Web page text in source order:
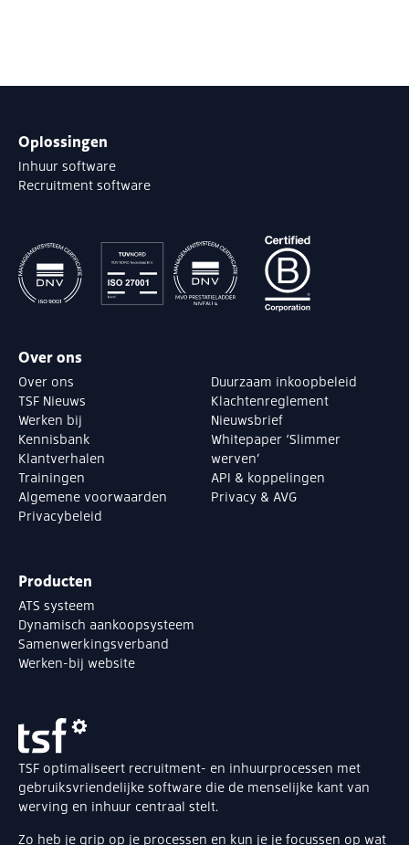
Oplossingen
Inhuur software
Recruitment software
Over ons
Over ons
TSF Nieuws
Werken bij
Kennisbank
Klantverhalen
Trainingen
Algemene voorwaarden
Privacybeleid
Duurzaam inkoopbeleid
Klachtenreglement
Nieuwsbrief
Whitepaper ‘Slimmer
werven’
API & koppelingen
Privacy & AVG
Producten
ATS systeem
Dynamisch aankoopsysteem
Samenwerkingsverband
Werken-bij website
TSF optimaliseert recruitment- en inhuurprocessen met
gebruiksvriendelijke software die de menselijke kant van
werving en inhuur centraal stelt.
Zo heb je grip op je processen en kun je je focussen op wat